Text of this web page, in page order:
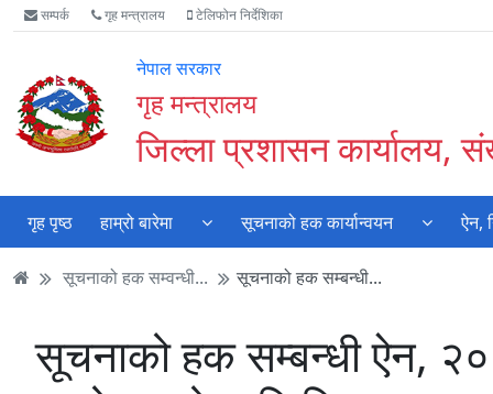
Accessibility
Mode
गर्नुहोस्
मुख्य
सामाग्री
मुख्य
नेभिगेसन
वेबसाइट
खोजमा
सम्पर्क गृह मन्त्रालय टेलिफोन निर्देशिका
नेपाल सरकार
गृह मन्त्रालय
जिल्ला प्रशासन कार्यालय,
गृह पृष्ठ हाम्रो बारेमा सूचनाको हक कार्यान्वयन ऐन,
सूचनाको हक सम्वन्धी... सूचनाको हक सम्बन्धी...
सूचनाको हक सम्बन्धी ऐन,